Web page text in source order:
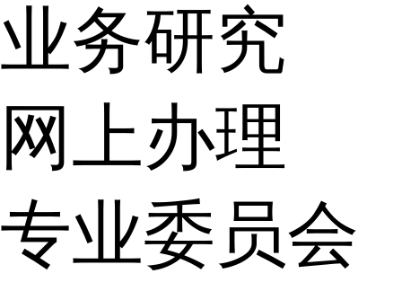
业务研究
网上办理
专业委员会